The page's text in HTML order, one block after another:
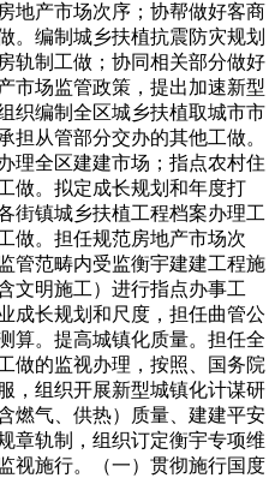
地产市场次序；协帮做好客商
。编制城乡扶植抗震防灾规划
轨制工做；协同相关部分做好
市场监管政策，提出加速新型
织编制全区城乡扶植取城市市
担从管部分交办的其他工做。
理全区建建市场；指点农村住
做。拟定成长规划和年度打
街镇城乡扶植工程档案办理工
做。担任规范房地产市场次
管范畴内受监衡宇建建工程施
文明施工）进行指点办事工
成长规划和尺度，担任曲管公
算。提高城镇化质量。担任全
做的监视办理，按照、国务院
，组织开展新型城镇化计谋研
燃气、供热）质量、建建平安
章轨制，组织订定衡宇专项维
视施行。（一）贯彻施行国度